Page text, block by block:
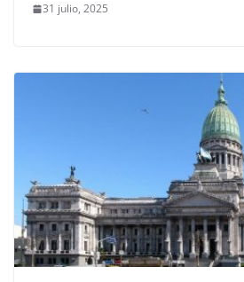
31 julio, 2025